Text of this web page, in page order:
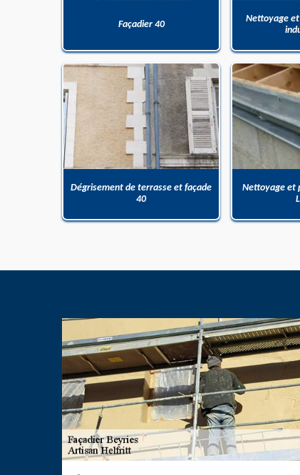
Façadier 40
Nettoyage
Dégrisement de terrasse et façade
40
Nettoyage et